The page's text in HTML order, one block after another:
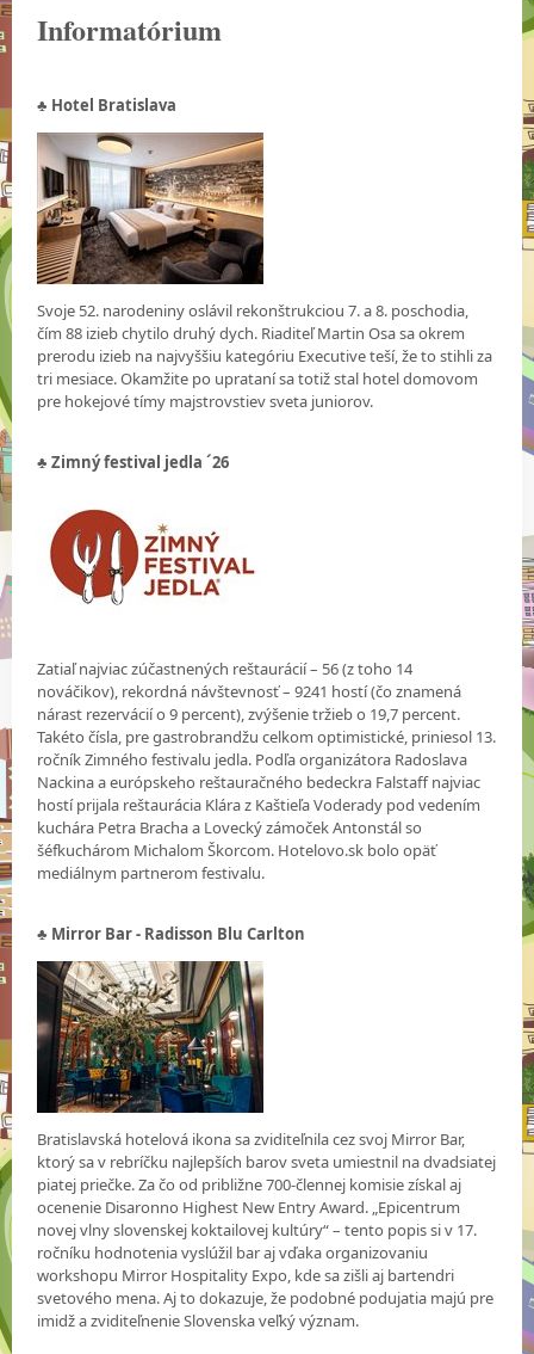
Informatórium
♣ Hotel Bratislava
Svoje 52. narodeniny oslávil rekonštrukciou 7. a 8. poschodia,
čím 88 izieb chytilo druhý dych. Riaditeľ Martin Osa sa okrem
prerodu izieb na najvyššiu kategóriu Executive teší, že to stihli za
tri mesiace. Okamžite po uprataní sa totiž stal hotel domovom
pre hokejové tímy majstrovstiev sveta juniorov.
♣ Zimný festival jedla ´26
Zatiaľ najviac zúčastnených reštaurácií – 56 (z toho 14
nováčikov), rekordná návštevnosť – 9241 hostí (čo znamená
nárast rezervácií o 9 percent), zvýšenie tržieb o 19,7 percent.
Takéto čísla, pre gastrobrandžu celkom optimistické, priniesol 13.
ročník Zimného festivalu jedla. Podľa organizátora Radoslava
Nackina a európskeho reštauračného bedeckra Falstaff najviac
hostí prijala reštaurácia Klára z Kaštieľa Voderady pod vedením
kuchára Petra Bracha a Lovecký zámoček Antonstál so
šéfkuchárom Michalom Škorcom. Hotelovo.sk bolo opäť
mediálnym partnerom festivalu.
♣ Mirror Bar - Radisson Blu Carlton
Bratislavská hotelová ikona sa zviditeľnila cez svoj Mirror Bar,
ktorý sa v rebríčku najlepších barov sveta umiestnil na dvadsiatej
piatej priečke. Za čo od približne 700-člennej komisie získal aj
ocenenie Disaronno Highest New Entry Award. „Epicentrum
novej vlny slovenskej koktailovej kultúry“ – tento popis si v 17.
ročníku hodnotenia vyslúžil bar aj vďaka organizovaniu
workshopu Mirror Hospitality Expo, kde sa zišli aj bartendri
svetového mena. Aj to dokazuje, že podobné podujatia majú pre
imidž a zviditeľnenie Slovenska veľký význam.